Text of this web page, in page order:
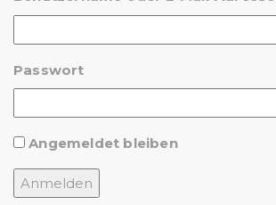
Passwort
Angemeldet bleiben